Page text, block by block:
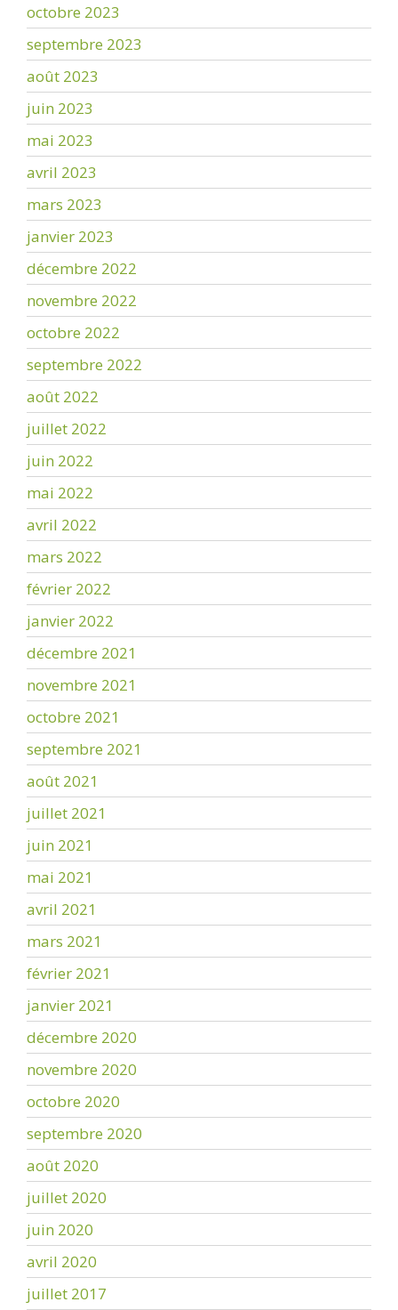
octobre 2023
septembre 2023
août 2023
juin 2023
mai 2023
avril 2023
mars 2023
janvier 2023
décembre 2022
novembre 2022
octobre 2022
septembre 2022
août 2022
juillet 2022
juin 2022
mai 2022
avril 2022
mars 2022
février 2022
janvier 2022
décembre 2021
novembre 2021
octobre 2021
septembre 2021
août 2021
juillet 2021
juin 2021
mai 2021
avril 2021
mars 2021
février 2021
janvier 2021
décembre 2020
novembre 2020
octobre 2020
septembre 2020
août 2020
juillet 2020
juin 2020
avril 2020
juillet 2017